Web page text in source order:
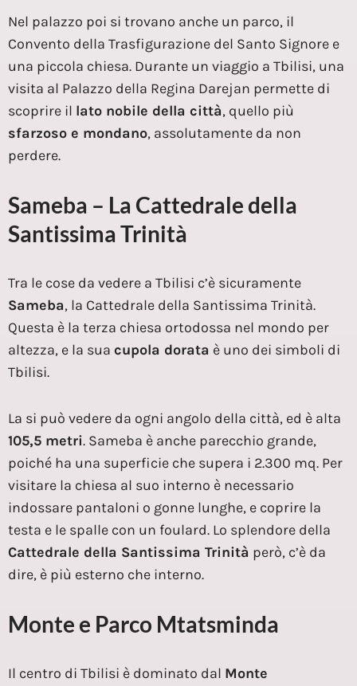
Nel palazzo poi si trovano anche un parco, il
Convento della Trasfigurazione del Santo Signore e
una piccola chiesa. Durante un viaggio a Tbilisi, una
visita al Palazzo della Regina Darejan permette di
scoprire il lato nobile della città, quello più
sfarzoso e mondano, assolutamente da non
perdere.
Sameba – La Cattedrale della
Santissima Trinità
Tra le cose da vedere a Tbilisi c’è sicuramente
Sameba, la Cattedrale della Santissima Trinità.
Questa è la terza chiesa ortodossa nel mondo per
altezza, e la sua cupola dorata è uno dei simboli di
Tbilisi.
La si può vedere da ogni angolo della città, ed è alta
105,5 metri. Sameba è anche parecchio grande,
poiché ha una superficie che supera i 2.300 mq. Per
visitare la chiesa al suo interno è necessario
indossare pantaloni o gonne lunghe, e coprire la
testa e le spalle con un foulard. Lo splendore della
Cattedrale della Santissima Trinità però, c’è da
dire, è più esterno che interno.
Monte e Parco Mtatsminda
Il centro di Tbilisi è dominato dal Monte